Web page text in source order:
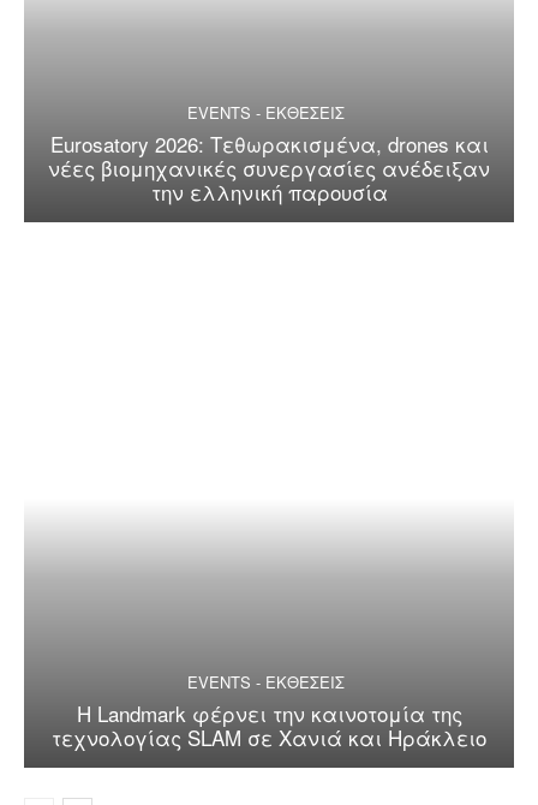
EVENTS - ΕΚΘΕΣΕΙΣ
Eurosatory 2026: Τεθωρακισμένα, drones και
νέες βιομηχανικές συνεργασίες ανέδειξαν
την ελληνική παρουσία
EVENTS - ΕΚΘΕΣΕΙΣ
Η Landmark φέρνει την καινοτομία της
τεχνολογίας SLAM σε Χανιά και Ηράκλειο